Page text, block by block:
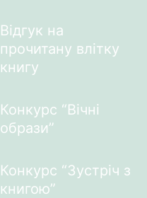
Відгук на
прочитану влітку
книгу
Конкурс “Вічні
образи”
Конкурс “Зустріч з
книгою”